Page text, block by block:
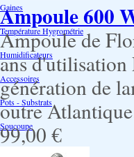
Gaines
Température Hygrométrie
Humidificateurs
Accessoires
Pots - Substrats
Soucoupe
Ampoule 600
Ampoule de
ans d'utilisation
génération de
outre
99,00 €